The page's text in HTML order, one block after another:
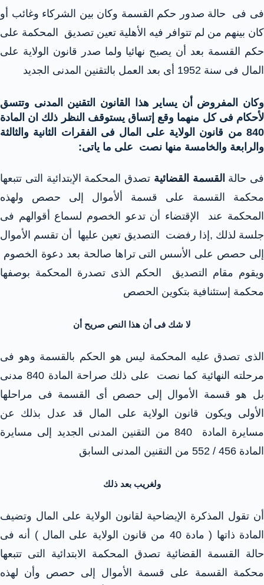
فى فى حالة صدور حكم القسمة وكان بين الشركاء وغائب أو
كان بينهم من لم تتوافر فيه الأهلية تعين تصديق المحكمة على
حكم القسمة بعد أن يصبح نهائيا ولما صدر قانون الولاية على
المال فى سنة 1952 أى بعد العمل بالتقنين المدنى الجديد
وكان المفروض أن يساير هذا القانون التقنين المدنى وتتسق
لأحكام فى كل منهما وقع إتساق يستوقف النظر ذلك ان المادة
840 من قانون الولاية على المال فى الفقرات الثانية والثالثة
والرابعة والخامسة منها نصت على ما ياتى:
فى حالة القسمة القضائية تصدق المحكمة الإبتدائية التى تتبعها
محكمة القسمة على قسمة ألأموال إلى حصص ولهذه
المحكمة عند الإقتضاء أن تدعو الخصوم لسماع أقوالهم فى
جلسة لذلك ,إذا رفضت التصديق تعين عليها أن تقسم الأموال
إلى حصص على الأسس التى تراها صالحة بعد دعوة الخصوم
ويقوم مقام التصديق الحكم الذى تصدرة المحكمة بوصفها
محكمة إستئنافية بتكوين الحصص
لا شك فى أن هذا النص صريح أن
الذى تصدق عليه المحكمة ليس هو الحكم بالقسمة وهو فى
مرحلته النهائية كما نصت على ذلك صراحة المادة 840 مدنى
بل هو قسمة الأموال إلى حصص أى القسمة فى مراحلها
الأولى ويكون قانون الولاية على المال قد عدل بذلك عن
مسايرة المادة 840 من التقنين المدنى الجديد إلى مسايرة
المادة 456 / 552 من التقنين المدنى السابق
ولغريب بعد ذلك
أن تقول المذكرة الإيضاحية لقانون الولاية على المال وتضيف
المادة ذاتها ( مادة 40 من قانون الولاية على المال ) أنه فى
حالة القسمة القضائية تصدق المحكمة الابتدائية التى تتبعها
محكمة القسمة على قسمة الأموال إلى حصص وأن لهذه